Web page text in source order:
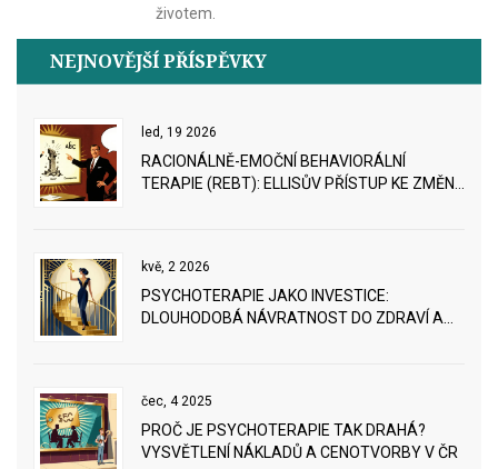
životem.
NEJNOVĚJŠÍ PŘÍSPĚVKY
led, 19 2026
RACIONÁLNĚ-EMOČNÍ BEHAVIORÁLNÍ
TERAPIE (REBT): ELLISŮV PŘÍSTUP KE ZMĚNĚ
kvě, 2 2026
PSYCHOTERAPIE JAKO INVESTICE:
DLOUHODOBÁ NÁVRATNOST DO ZDRAVÍ A
čec, 4 2025
PROČ JE PSYCHOTERAPIE TAK DRAHÁ?
VYSVĚTLENÍ NÁKLADŮ A CENOTVORBY V ČR